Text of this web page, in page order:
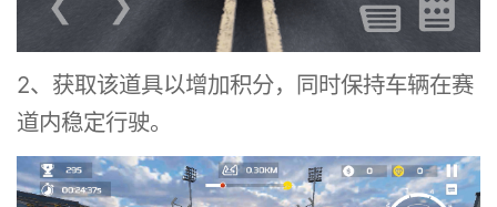
2、获取该道具以增加积分，同时保持车辆在赛
道内稳定行驶。